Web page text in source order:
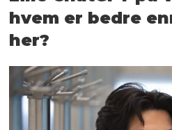
hvem er bedre
her?